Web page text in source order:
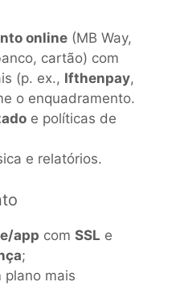
online (MB Way,
cartão) com
(p. ex., Ifthenpay,
o enquadramento.
e políticas de
e relatórios.
app com SSL e
;
plano mais